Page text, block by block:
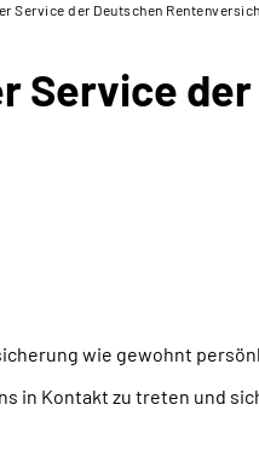
Service der Deutschen
Service
wie gewohnt
in Kontakt zu treten und